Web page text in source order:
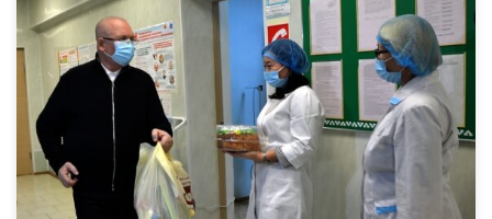
Депутат Думы Югры Владимир Семенов оказал помощь
амбулатории сельского поселения Сингапай Нефтеюганского
района. Во время своей рабочей поездки по муниципалитету
депутат передал персоналу амбулатории продуктовые
наборы и сладости. По призыву ВПП «Единой России» в таком
волонтёрском качестве депутаты законодательных собраний
органов власти и представительных органов местного
самоуправления наносят визиты в больницы, стационары
и амбулатории по […]